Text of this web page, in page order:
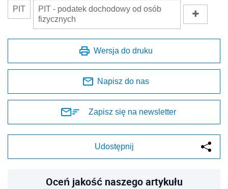
PIT
PIT - podatek dochodowy od osób
fizycznych
Wersja do druku
Napisz do nas
Zapisz się na newsletter
Udostępnij
Oceń jakość naszego artykułu